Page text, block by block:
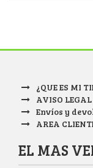
¿QUE ES MI
AVISO LEGAL
Envíos y
AREA
EL MAS